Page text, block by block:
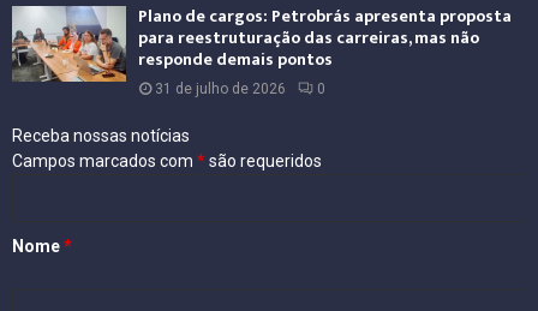
Plano de cargos: Petrobrás apresenta proposta
para reestruturação das carreiras, mas não
responde demais pontos
31 de julho de 2026 0
Receba nossas notícias
Campos marcados com *são requeridos
Nome*